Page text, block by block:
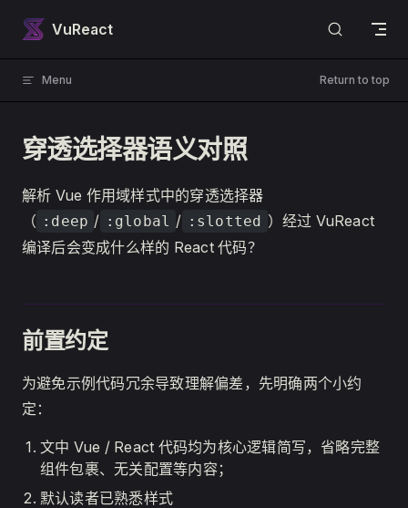
Skip to content
VuReact
Menu Return to top
穿透选择器语义对照
解析 Vue 作用域样式中的穿透选择器
（ :deep / :global / :slotted ）经过 VuReact
编译后会变成什么样的 React 代码？
前置约定
为避免示例代码冗余导致理解偏差，先明确两个小约
定：
文中 Vue / React 代码均为核心逻辑简写，省略完整
组件包裹、无关配置等内容；
默认读者已熟悉样式